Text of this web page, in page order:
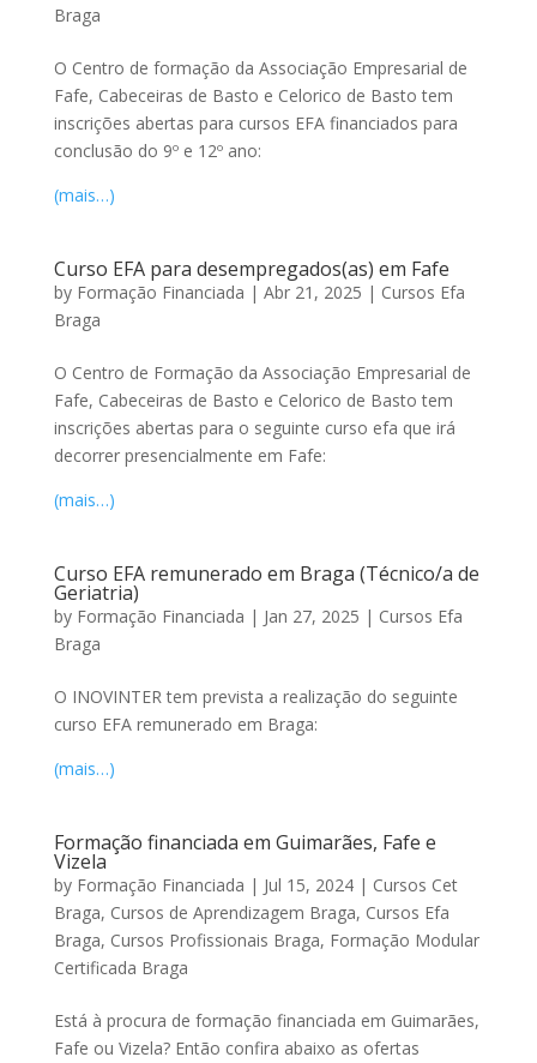
Braga
O Centro de formação da Associação Empresarial de
Fafe, Cabeceiras de Basto e Celorico de Basto tem
inscrições abertas para cursos EFA financiados para
conclusão do 9º e 12º ano:
(mais…)
Curso EFA para desempregados(as) em Fafe
by Formação Financiada | Abr 21, 2025 | Cursos Efa
Braga
O Centro de Formação da Associação Empresarial de
Fafe, Cabeceiras de Basto e Celorico de Basto tem
inscrições abertas para o seguinte curso efa que irá
decorrer presencialmente em Fafe:
(mais…)
Curso EFA remunerado em Braga (Técnico/a de
Geriatria)
by Formação Financiada | Jan 27, 2025 | Cursos Efa
Braga
O INOVINTER tem prevista a realização do seguinte
curso EFA remunerado em Braga:
(mais…)
Formação financiada em Guimarães, Fafe e
Vizela
by Formação Financiada | Jul 15, 2024| Cursos Cet
Braga, Cursos de Aprendizagem Braga, Cursos Efa
Braga, Cursos Profissionais Braga, Formação Modular
Certificada Braga
Está à procura de formação financiada em Guimarães,
Fafe ou Vizela? Então confira abaixo as ofertas